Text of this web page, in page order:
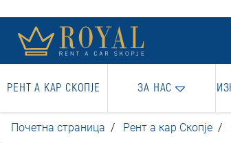
РЕНТ А КАР СКОПЈЕ ЗА НАС
Почетна страница Рент а кар Скопје